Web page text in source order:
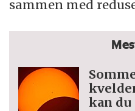
sammen med
kan